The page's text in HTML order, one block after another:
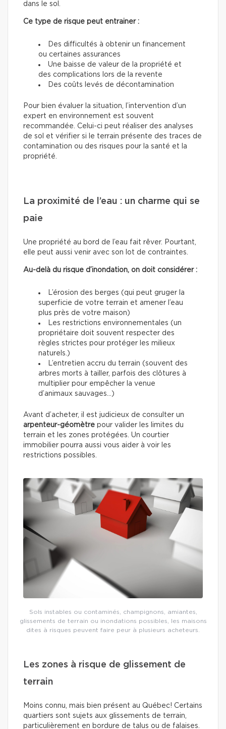
dans le sol.
Ce type de risque peut entrainer :
Des difficultés à obtenir un financement
ou certaines assurances
Une baisse de valeur de la propriété et
des complications lors de la revente
Des coûts levés de décontamination
Pour bien évaluer la situation, l’intervention d’un
expert en environnement est souvent
recommandée. Celui-ci peut réaliser des analyses
de sol et vérifier si le terrain présente des traces de
contamination ou des risques pour la santé et la
propriété.
La proximité de l’eau : un charme qui se
paie
Une propriété au bord de l’eau fait rêver. Pourtant,
elle peut aussi venir avec son lot de contraintes.
Au-delà du risque d’inondation, on doit considérer :
L’érosion des berges (qui peut gruger la
superficie de votre terrain et amener l’eau
plus près de votre maison)
Les restrictions environnementales (un
propriétaire doit souvent respecter des
règles strictes pour protéger les milieux
naturels.)
L’entretien accru du terrain (souvent des
arbres morts à tailler, parfois des clôtures à
multiplier pour empêcher la venue
d’animaux sauvages…)
Avant d’acheter, il est judicieux de consulter un
arpenteur-géomètre pour valider les limites du
terrain et les zones protégées. Un courtier
immobilier pourra aussi vous aider à voir les
restrictions possibles.
Sols instables ou contaminés, champignons, amiantes,
glissements de terrain ou inondations possibles, les maisons
dites à risques peuvent faire peur à plusieurs acheteurs.
Les zones à risque de glissement de
terrain
Moins connu, mais bien présent au Québec! Certains
quartiers sont sujets aux glissements de terrain,
particulièrement en bordure de talus ou de falaises.